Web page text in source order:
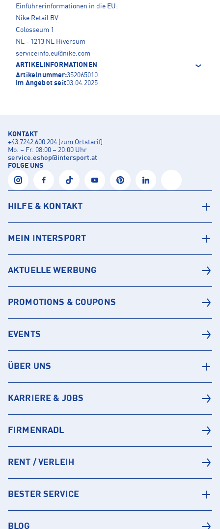
Einführerinformationen in die EU:
Nike Retail BV
Colosseum 1
NL - 1213 NL Hiversum
serviceinfo.eu@nike.com
ARTIKELINFORMATIONEN
Artikelnummer:352065010
Im Angebot seit03.04.2025
KONTAKT
+43 7242 600 204 (zum Ortstarif)
Mo. – Fr. 08:00 – 20:00 Uhr
service.eshop@intersport.at
FOLGE UNS
HILFE & KONTAKT
MEIN INTERSPORT
AKTUELLE WERBUNG
PROMOTIONS & COUPONS
EVENTS
ÜBER UNS
KARRIERE & JOBS
FIRMENRADL
RENT / VERLEIH
BESTER SERVICE
BLOG